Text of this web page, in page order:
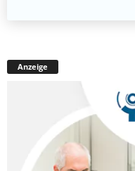
Anzeige